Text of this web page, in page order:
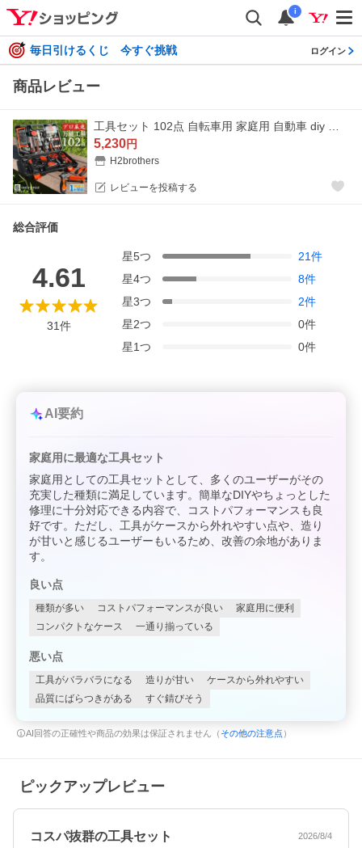
i
毎日引けるくじ 今すぐ挑戦 ログイン
商品レビュー
5,230円
H2brothers
レビューを投稿する
総合評価
4.61
31件
星5つ 21件
星4つ 8件
星3つ 2件
星2つ 0件
星1つ 0件
AI要約
家庭用に最適な工具セット
家庭用としての工具セットとして、多くのユーザーがその
充実した種類に満足しています。簡単なDIYやちょっとした
修理に十分対応できる内容で、コストパフォーマンスも良
好です。ただし、工具がケースから外れやすい点や、造り
が甘いと感じるユーザーもいるため、改善の余地がありま
す。
良い点
種類が多い コストパフォーマンスが良い
家庭用に便利
コンパクトなケース
一通り揃っている
悪い点
工具がバラバラになる 造りが甘い
ケースから外れやすい
品質にばらつきがある
すぐ錆びそう
AI回答の正確性や商品の効果は保証されません（ その他の注意点 ）
ピックアップレビュー
コスパ抜群の工具セット 2026/8/4